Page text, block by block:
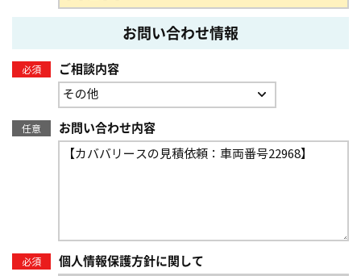
お問い合わせ情報
必須 ご相談内容
任意 お問い合わせ内容
必須 個人情報保護方針に関して